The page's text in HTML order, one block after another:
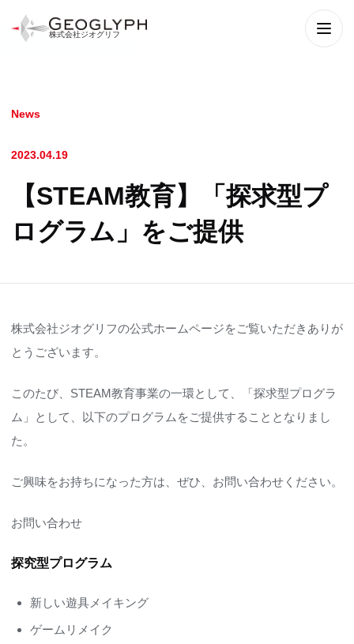
株式会社ジオグリフ
メニ
News
2023.04.19
【STEAM教育】「探求型プ
ログラム」をご提供
株式会社ジオグリフの公式ホームページをご覧いただきありが
とうございます。
このたび、STEAM教育事業の一環として、「探求型プログラ
ム」として、以下のプログラムをご提供することとなりまし
た。
ご興味をお持ちになった方は、ぜひ、お問い合わせください。
お問い合わせ
探究型プログラム
新しい遊具メイキング
ゲームリメイク